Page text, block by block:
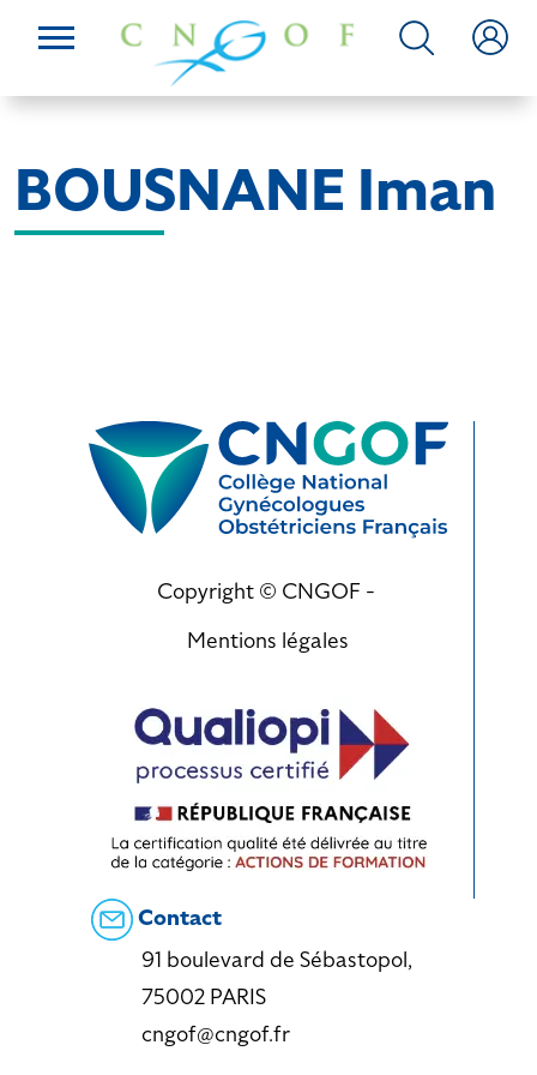
BOUSNANE Iman
Copyright © CNGOF -
Mentions légales
Contact
91 boulevard de Sébastopol,
75002 PARIS
cngof@cngof.fr